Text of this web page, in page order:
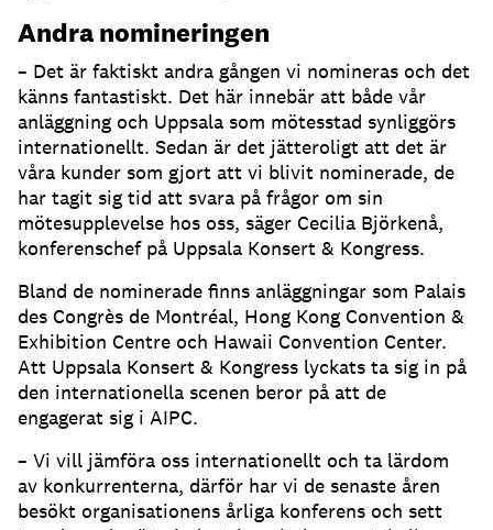
Andra nomineringen
– Det är faktiskt andra gången vi nomineras och det
känns fantastiskt. Det här innebär att både vår
anläggning och Uppsala som mötesstad synliggörs
internationellt. Sedan är det jätteroligt att det är
våra kunder som gjort att vi blivit nominerade, de
har tagit sig tid att svara på frågor om sin
mötesupplevelse hos oss, säger Cecilia Björkenå,
konferenschef på Uppsala Konsert & Kongress.
Bland de nominerade finns anläggningar som Palais
des Congrès de Montréal, Hong Kong Convention &
Exhibition Centre och Hawaii Convention Center.
Att Uppsala Konsert & Kongress lyckats ta sig in på
den internationella scenen beror på att de
engagerat sig i AIPC.
– Vi vill jämföra oss internationellt och ta lärdom
av konkurrenterna, därför har vi de senaste åren
besökt organisationens årliga konferens och sett